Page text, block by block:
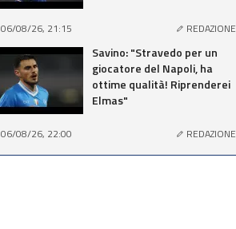
06/08/26, 21:15 REDAZIONE
Savino: "Stravedo per un
giocatore del Napoli, ha
ottime qualità! Riprenderei
Elmas"
06/08/26, 22:00 REDAZIONE